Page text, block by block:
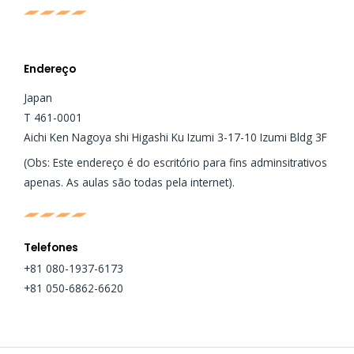
Endereço
Japan
T 461-0001
Aichi Ken Nagoya shi Higashi Ku Izumi 3-17-10 Izumi Bldg 3F
(Obs: Este endereço é do escritório para fins adminsitrativos
apenas. As aulas são todas pela internet).
Telefones
+81 080-1937-6173
+81 050-6862-6620